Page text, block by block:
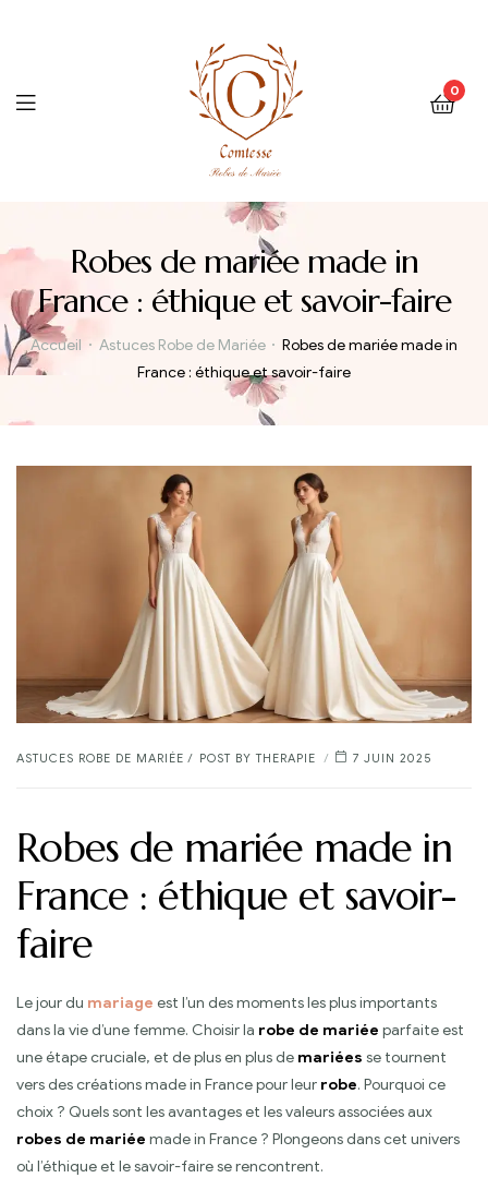
0
Menu
Robes de mariée made in
France : éthique et savoir-faire
Accueil Astuces Robe de Mariée
Robes de mariée made in
France : éthique et savoir-faire
CATEGORIES
ASTUCES ROBE DE MARIÉE POST BYTHERAPIE 7 JUIN 2025
Robes de mariée made in
France : éthique et savoir-
faire
Le jour du mariage est l’un des moments les plus importants
dans la vie d’une femme. Choisir la robe de mariée parfaite est
une étape cruciale, et de plus en plus de mariées se tournent
vers des créations made in France pour leur robe. Pourquoi ce
choix ? Quels sont les avantages et les valeurs associées aux
robes de mariée made in France ? Plongeons dans cet univers
où l’éthique et le savoir-faire se rencontrent.